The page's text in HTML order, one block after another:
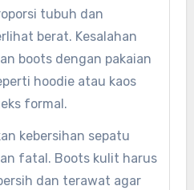
tubuh dan
berat. Kesalahan
boots dengan pakaian
hoodie atau kaos
formal.
kebersihan sepatu
fatal. Boots kulit harus
dan terawat agar